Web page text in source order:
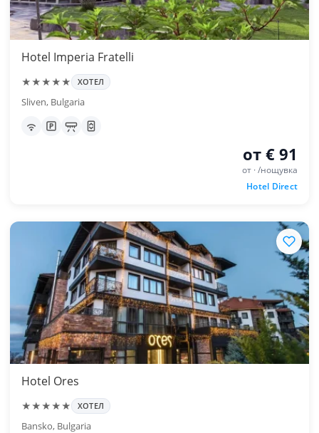
Hotel Imperia Fratelli
★★★★★ ХОТЕЛ
Sliven, Bulgaria
от € 91
от · /нощувка
Hotel Direct
Hotel Ores
★★★★★ ХОТЕЛ
Bansko, Bulgaria